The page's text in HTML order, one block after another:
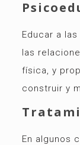
Educar a
las
física, y
construir y
En algunos